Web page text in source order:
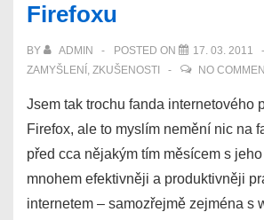
film
BitTorrent
Firefoxu
BY ADMIN POSTED ON 17. 03. 2011
ZAMYŠLENÍ , ZKUŠENOSTI NO
Jsem tak trochu fanda internetového
Firefox, ale to myslím nemění nic na
před cca nějakým tím měsícem s
mnohem efektivněji a produktivněji
internetem – samozřejmě zejména s